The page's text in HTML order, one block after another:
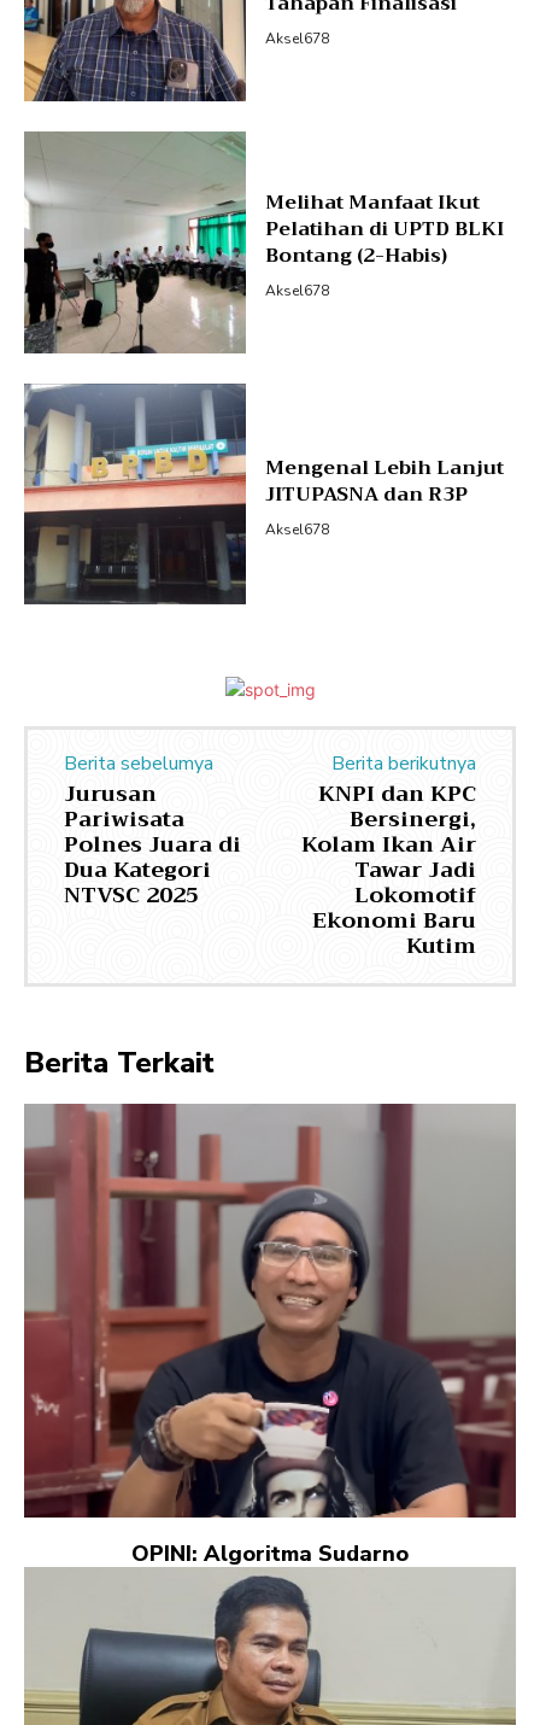
Aksel678
Melihat Manfaat Ikut
Pelatihan di UPTD BLKI
Bontang (2-Habis)
Aksel678
Mengenal Lebih Lanjut
JITUPASNA dan R3P
Aksel678
Berita sebelumya
Jurusan
Pariwisata
Polnes Juara di
Dua Kategori
NTVSC 2025
Berita berikutnya
KNPI dan KPC
Bersinergi,
Kolam Ikan Air
Tawar Jadi
Lokomotif
Ekonomi Baru
Kutim
Berita Terkait
OPINI: Algoritma Sudarno